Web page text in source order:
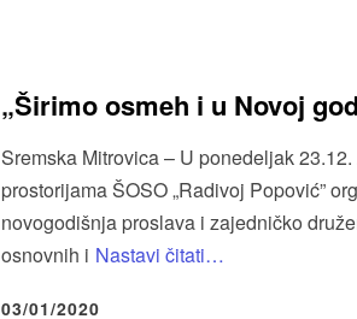
„Širimo osmeh i u Novoj
Sremska Mitrovica – U ponedeljak 23.12.
prostorijama ŠOSO „Radivoj Popović”
novogodišnja proslava i zajedničko
osnovnih i Nastavi čitati…
03/01/2020